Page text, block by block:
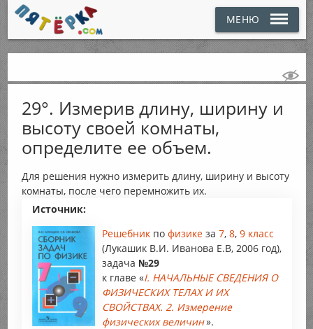
МЕНЮ
29°. Измерив длину, ширину и
высоту своей комнаты,
определите ее объем.
Для решения нужно измерить длину, ширину и высоту
комнаты, после чего перемножить их.
Источник:
Решебник по физике за 7, 8, 9 класс
(Лукашик В.И. Иванова Е.В, 2006 год),
задача №29
к главе «I. НАЧАЛЬНЫЕ СВЕДЕНИЯ О
ФИЗИЧЕСКИХ ТЕЛАХ И ИХ
СВОЙСТВАХ. 2. Измерение
физических величин».